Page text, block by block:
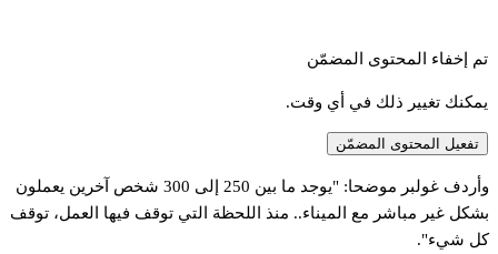
تم إخفاء المحتوى المضمّن
يمكنك تغيير ذلك في أي وقت.
تفعيل المحتوى المضمّن
وأردف غولبر موضحا: "يوجد ما بين 250 إلى 300 شخص آخرين يعملون
بشكل غير مباشر مع الميناء.. منذ اللحظة التي توقف فيها العمل، توقف
كل شيء".